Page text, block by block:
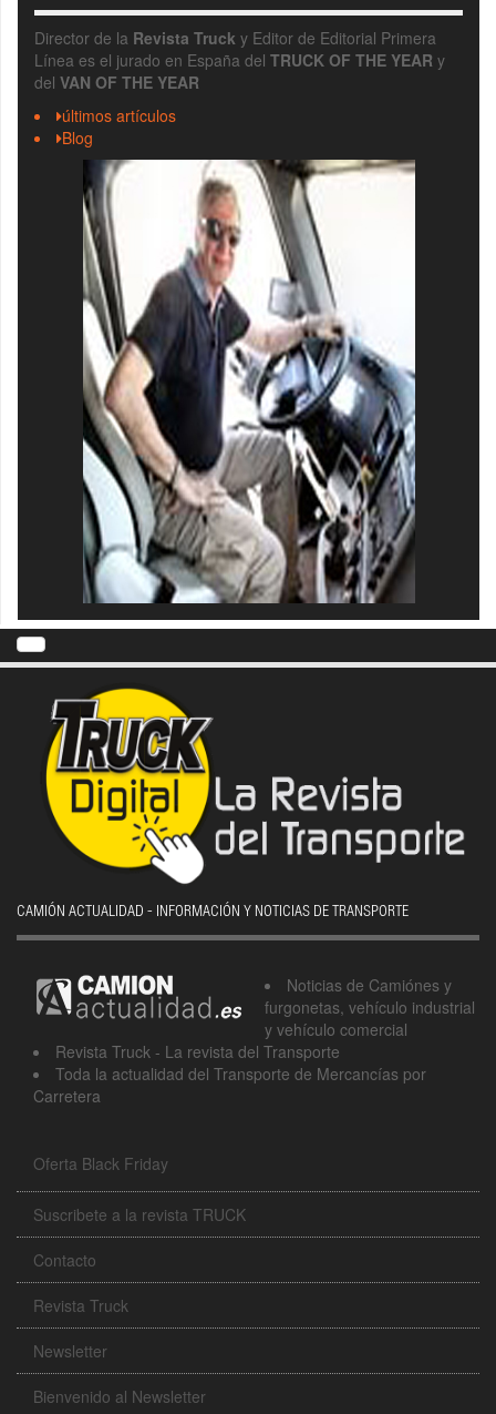
Director de la Revista Truck y Editor de Editorial Primera
Línea es el jurado en España del TRUCK OF THE YEAR y
del VAN OF THE YEAR
últimos artículos
Blog
CAMIÓN ACTUALIDAD - INFORMACIÓN Y NOTICIAS DE TRANSPORTE
Noticias de Camiónes y
furgonetas, vehículo industrial
y vehículo comercial
Revista Truck - La revista del Transporte
Toda la actualidad del Transporte de Mercancías por
Carretera
Oferta Black Friday
Suscribete a la revista TRUCK
Contacto
Revista Truck
Newsletter
Bienvenido al Newsletter